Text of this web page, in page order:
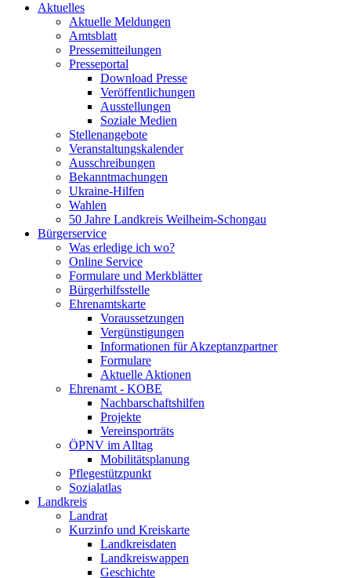
Aktuelles
Aktuelle Meldungen
Amtsblatt
Pressemitteilungen
Presseportal
Download Presse
Veröffentlichungen
Ausstellungen
Soziale Medien
Stellenangebote
Veranstaltungskalender
Ausschreibungen
Bekanntmachungen
Ukraine-Hilfen
Wahlen
50 Jahre Landkreis Weilheim-Schongau
Bürgerservice
Was erledige ich wo?
Online Service
Formulare und Merkblätter
Bürgerhilfsstelle
Ehrenamtskarte
Voraussetzungen
Vergünstigungen
Informationen für Akzeptanzpartner
Formulare
Aktuelle Aktionen
Ehrenamt - KOBE
Nachbarschaftshilfen
Projekte
Vereinsporträts
ÖPNV im Alltag
Mobilitätsplanung
Pflegestützpunkt
Sozialatlas
Landkreis
Landrat
Kurzinfo und Kreiskarte
Landkreisdaten
Landkreiswappen
Geschichte